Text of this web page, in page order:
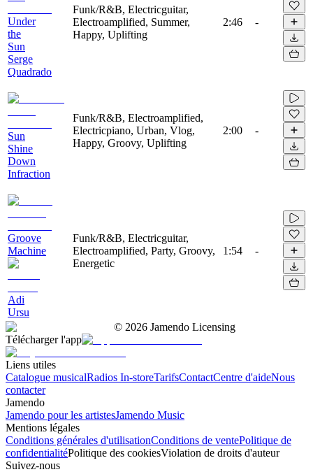
Under
the
Sun
Serge
Quadrado
Funk/R&B, Electricguitar,
Electroamplified, Summer,
Happy, Uplifting
2:46 -
Sun
Shine
Down
Infraction
Funk/R&B, Electroamplified,
Electricpiano, Urban, Vlog,
Happy, Groovy, Uplifting
2:00 -
Groove
Machine
Adi
Ursu
Funk/R&B, Electricguitar,
Electroamplified, Party, Groovy,
Energetic
1:54 -
© 2026 Jamendo Licensing
Télécharger l'app
Liens utiles
Catalogue musicalRadios In-storeTarifsContactCentre d'aideNous
contacter
Jamendo
Jamendo pour les artistesJamendo Music
Mentions légales
Conditions générales d'utilisationConditions de ventePolitique de
confidentialitéPolitique des cookiesViolation de droits d'auteur
Suivez-nous